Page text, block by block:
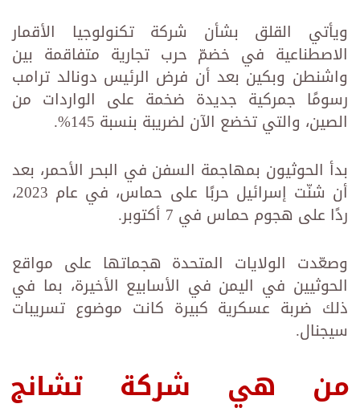
ويأتي القلق بشأن شركة تكنولوجيا الأقمار
الاصطناعية في خضمّ حرب تجارية متفاقمة بين
واشنطن وبكين بعد أن فرض الرئيس دونالد ترامب
رسومًا جمركية جديدة ضخمة على الواردات من
الصين، والتي تخضع الآن لضريبة بنسبة 145%.
بدأ الحوثيون بمهاجمة السفن في البحر الأحمر، بعد
أن شنّت إسرائيل حربًا على حماس، في عام 2023،
ردًا على هجوم حماس في 7 أكتوبر.
وصعّدت الولايات المتحدة هجماتها على مواقع
الحوثيين في اليمن في الأسابيع الأخيرة، بما في
ذلك ضربة عسكرية كبيرة كانت موضوع تسريبات
سيجنال.
من هي شركة تشانج